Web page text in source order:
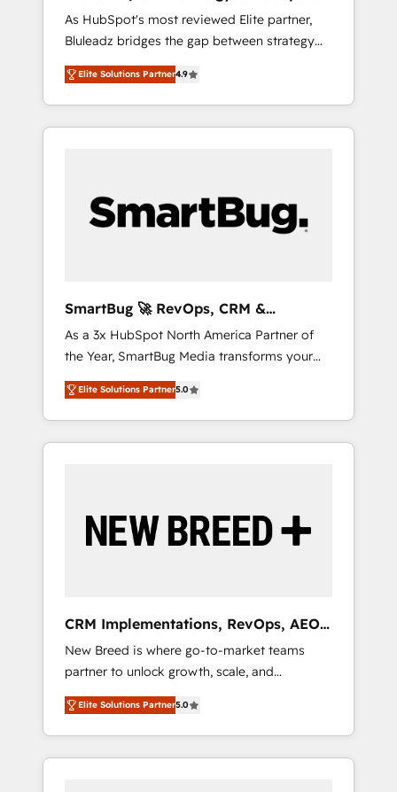
運用、データ品質設計、グループ横断のCRM統
合に対応します。 2️⃣ AIエージェント組織構築
営業・マーケティング業務の一部をAIが自律実
行する組織への移行を設計・実装。Breeze・
Claude等をHubSpotと連携させ、役割定義・運
用ルール・成果指標まで含めて設計します。 3️⃣
PMOとして主導。「設定の代行ではなく、設計
の責任」を引き受け、部門横断の統合・浸透・
Hubで一体提供。 ▸ 既存CRM・MAからの移行
支援：Salesforce・Marketo・Pardot等からの
移行、カスタム設計、履歴データ移行と活用設
計まで。 ▸ AEO対応：ChatGPT・Perplexity等
のAI検索からの流入・引用を前提にコンテンツ
HubSpotアワード受賞・HUGリーダー ✓
AI活用に関するご相談、現状整理の壁打ちな
ど、構想段階からお気軽にお問い合わせくださ
Implementation
As HubSpot's most reviewed Elite partner,
Bluleadz bridges the gap between strategy
and execution. We don't just "set up tools" —
we install the GTM Operating System (GTM
OS) to align your leadership and engineer a
portal that drives predictable revenue
and Story to stop "accelerating a mess." ⚙️
Elite Engineering & AI Scalable Architecture:
agents, and high-integrity migrations for total
reporting clarity. Security & Compliance: SOC
2 Type I and HIPAA attested for enterprise-
grade data security. 🏆 Why Bluleadz? GTM
OS Partner | 16+ Years Experience | 1,000+
Five-Star Reviews
Elite Solutions Partner4.9
SmartBug 🚀 RevOps, CRM &
Integration Experts
As a 3x HubSpot North America Partner of
the Year, SmartBug Media transforms your
customer lifecycle into a revenue engine. Our
unified ecosystem includes specialized
divisions Globalia (AI & Software) and Point
Success Media (Paid Media), making this the
by Globalia’s technical development team. -
19 HubSpot-certified trainers to drive
deployment of Breeze AI and custom agents
to automate growth. 🏆 Elite Excellence - 8
platform accreditations and deep HIPAA-
compliance expertise. - A team of 250+
experts dedicated to your resilient growth.
Elite Solutions Partner5.0
CRM Implementations, RevOps, AEO
+ Web, Demand Gen
New Breed is where go-to-market teams
partner to unlock growth, scale, and
transformation. We help companies activate
HubSpot’s AI-powered customer platform
and operationalize HubSpot’s Loop
Marketing framework through expert-led
Elite Solutions Partner5.0